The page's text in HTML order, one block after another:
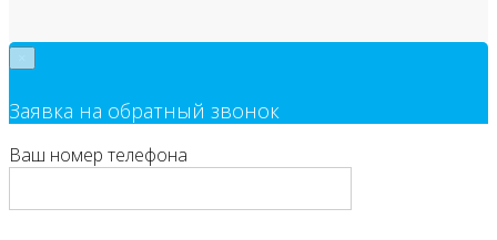
Заявка на обратный звонок
Ваш номер телефона